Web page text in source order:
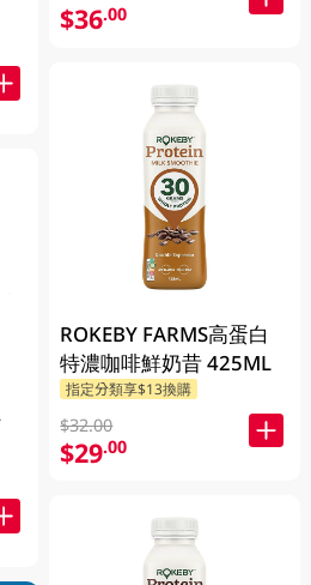
$36.00
ROKEBY FARMS高蛋白
特濃咖啡鮮奶昔 425ML
指定分類享$13換購
$32.00
$29.00